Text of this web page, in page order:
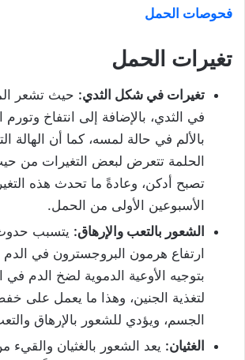
فحوصات الحمل
تغيرات الحمل
تغيرات في شكل الثدي: حيث تشعر
في الثدي، بالإضافة إلى انتفاخ وتورم
بالألم في حالة لمسه، كما أن الهالة
الحلمة تتعرض لبعض التغيرات من
تصبح أدكن، وعادةً ما تحدث هذه
الأسبوعين الأولى من الحمل.
الشعور بالتعب والإرهاق: يتسبب
ارتفاع هرمون البروجسترون في
بتوجيه الأوعية الدموية لضخ الدم في
لتغذية الجنين، وهذا ما يعمل على
الجسم، ويؤدي للشعور بالإرهاق
الغثيان: يعد الشعور بالغثيان والقيء